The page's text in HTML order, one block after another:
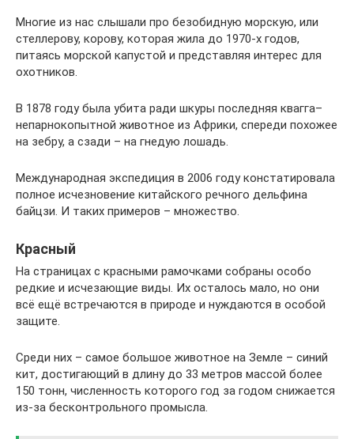
Многие из нас слышали про безобидную морскую, или
стеллерову, корову, которая жила до 1970-х годов,
питаясь морской капустой и представляя интерес для
охотников.
В 1878 году была убита ради шкуры последняя квагга–
непарнокопытной животное из Африки, спереди похожее
на зебру, а сзади – на гнедую лошадь.
Международная экспедиция в 2006 году констатировала
полное исчезновение китайского речного дельфина
байцзи. И таких примеров – множество.
Красный
На страницах с красными рамочками собраны особо
редкие и исчезающие виды. Их осталось мало, но они
всё ещё встречаются в природе и нуждаются в особой
защите.
Среди них – самое большое животное на Земле – синий
кит, достигающий в длину до 33 метров массой более
150 тонн, численность которого год за годом снижается
из-за бесконтрольного промысла.